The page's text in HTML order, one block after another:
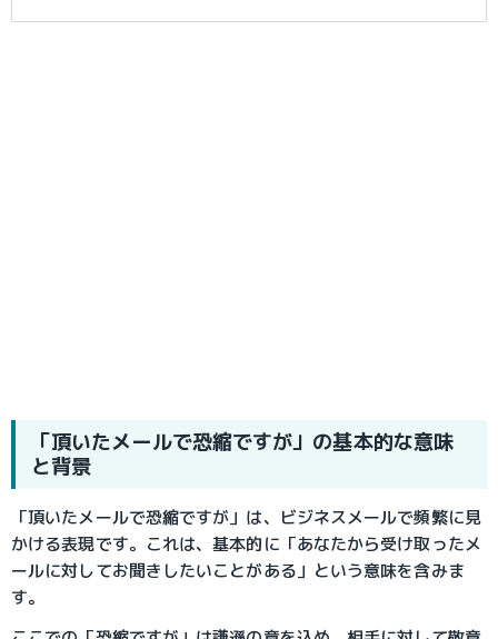
「頂いたメールで恐縮ですが」の基本的な意味
と背景
「頂いたメールで恐縮ですが」は、ビジネスメールで頻繁に見
かける表現です。これは、基本的に「あなたから受け取ったメ
ールに対してお聞きしたいことがある」という意味を含みま
す。